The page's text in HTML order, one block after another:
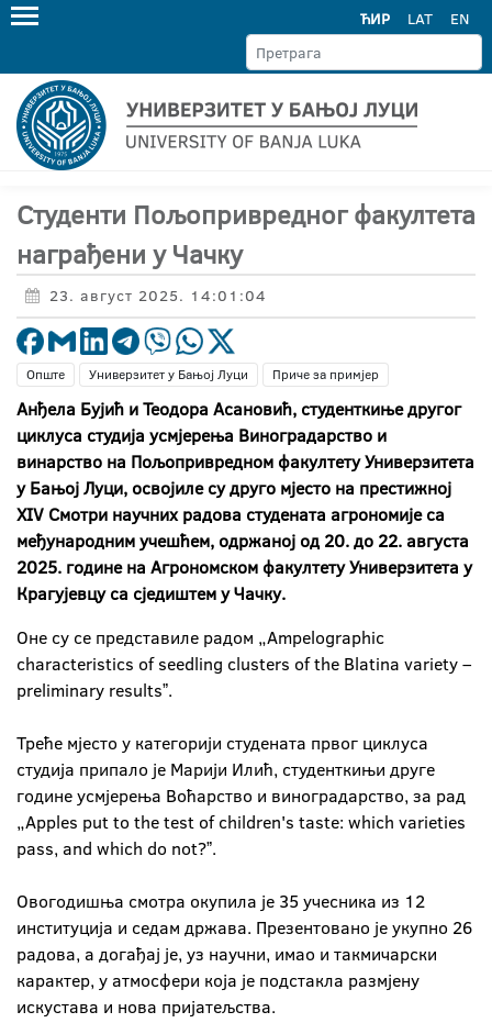
ЋИР LAT EN
Студенти Пољопривредног факултета
награђени у Чачку
23. август 2025. 14:01:04
Опште Универзитет у Бањој Луци Приче за примјер
Анђела Бујић и Теодора Асановић, студенткиње другог
циклуса студија усмјерења Виноградарство и
винарство на Пољопривредном факултету Универзитета
у Бањој Луци, освојиле су друго мјесто на престижној
XIV Смотри научних радова студената агрономије са
међународним учешћем, одржаној од 20. до 22. августа
2025. године на Агрономском факултету Универзитета у
Крагујевцу са сједиштем у Чачку.
Оне су се представиле радом „Ampelographic
characteristics of seedling clusters of the Blatina variety –
preliminary resultsˮ.
Треће мјесто у категорији студената првог циклуса
студија припало је Марији Илић, студенткињи друге
године усмјерења Воћарство и виноградарство, за рад
„Apples put to the test of children's taste: which varieties
pass, and which do not?ˮ.
Овогодишња смотра окупила је 35 учесника из 12
институција и седам држава. Презентовано је укупно 26
радова, а догађај је, уз научни, имао и такмичарски
карактер, у атмосфери која је подстакла размјену
искустава и нова пријатељства.